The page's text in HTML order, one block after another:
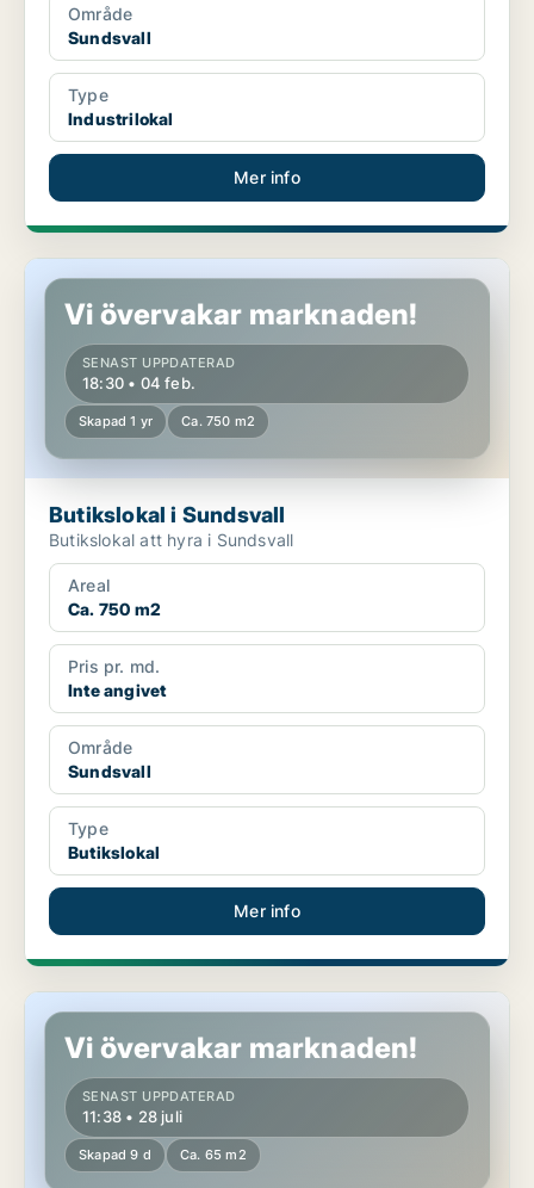
Område
Sundsvall
Type
Industrilokal
Mer info
Butikslokal i Sundsvall
Vi övervakar marknaden!
SENAST UPPDATERAD
18:30 • 04 feb.
Skapad 1 yr Ca. 750 m2
Butikslokal i Sundsvall
Butikslokal att hyra i Sundsvall
Areal
Ca. 750 m2
Pris pr. md.
Inte angivet
Område
Sundsvall
Type
Butikslokal
Mer info
Butikslokal i Kramfors
Vi övervakar marknaden!
SENAST UPPDATERAD
11:38 • 28 juli
Skapad 9 d Ca. 65 m2